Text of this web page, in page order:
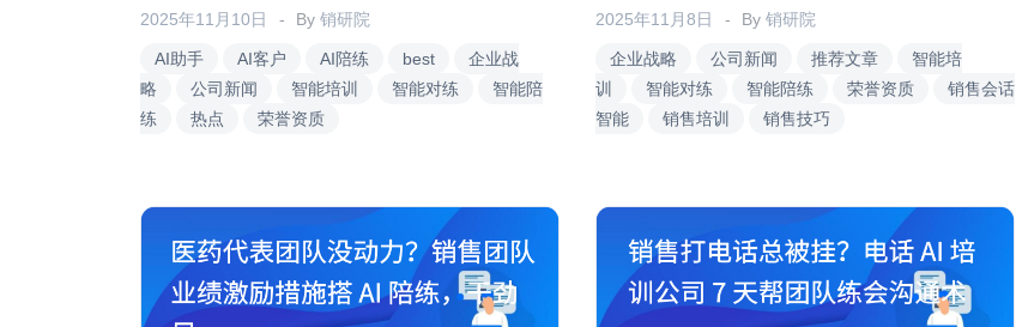
AI助手 AI客户 AI陪练 best
企业战
略
公司新闻 智能培训 智能对练
智能陪
练
热点 荣誉资质
2025年11月10日 By 销研院
企业战略 公司新闻 推荐文章
智能培
训
智能对练 智能陪练 荣誉资质
销售会话
智能
销售培训 销售技巧
2025年11月8日 By 销研院